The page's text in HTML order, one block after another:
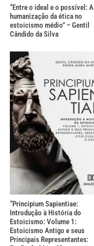
“Entre o ideal e o possível: A
humanização da ética no
estoicismo médio” – Gentil
Cândido da Silva
“Principium Sapientiae:
Introdução à História do
Estoicismo: Volume 1:
Estoicismo Antigo e seus
Principais Representantes: